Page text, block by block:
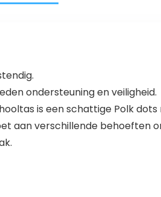
ondersteuning en veiligheid.
is een schattige Polk
aan verschillende behoeften